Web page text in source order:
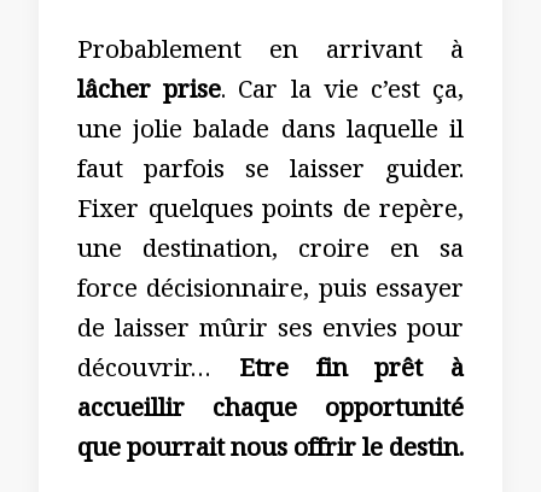
Probablement en arrivant à
lâcher prise. Car la vie c’est ça,
une jolie balade dans laquelle il
faut parfois se laisser guider.
Fixer quelques points de repère,
une destination, croire en sa
force décisionnaire, puis essayer
de laisser mûrir ses envies pour
découvrir… Etre fin prêt à
accueillir chaque opportunité
que pourrait nous offrir le destin.